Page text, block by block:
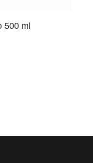
500 ml